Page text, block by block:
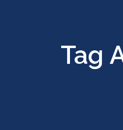
Tag